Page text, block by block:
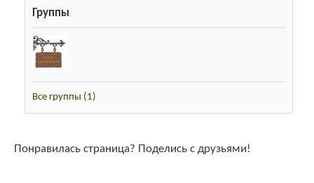
Регистрация
16.11.2011 14:43
Последний вход
5 лет
Группы
Все группы (1)
Понравилась страница? Поделись с друзьями!